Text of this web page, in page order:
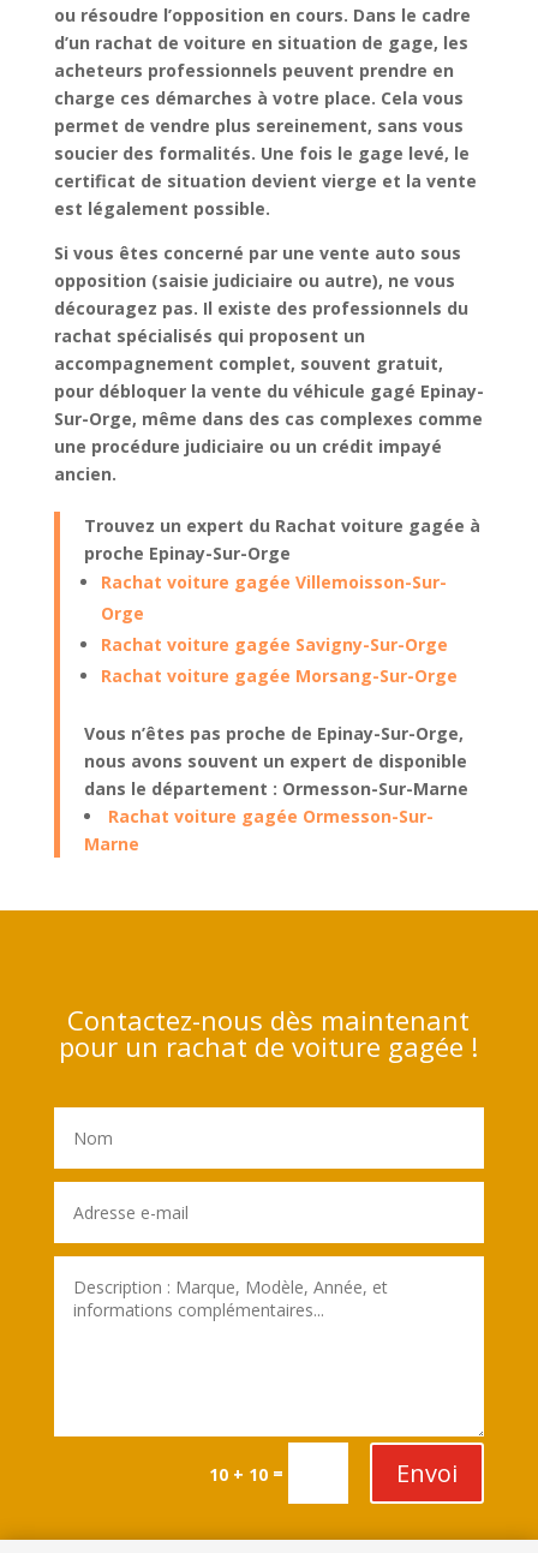
ou résoudre l’opposition en cours. Dans le cadre
d’un rachat de voiture en situation de gage, les
acheteurs professionnels peuvent prendre en
charge ces démarches à votre place. Cela vous
permet de vendre plus sereinement, sans vous
soucier des formalités. Une fois le gage levé, le
certificat de situation devient vierge et la vente
est légalement possible.
Si vous êtes concerné par une vente auto sous
opposition (saisie judiciaire ou autre), ne vous
découragez pas. Il existe des professionnels du
rachat spécialisés qui proposent un
accompagnement complet, souvent gratuit,
pour débloquer la vente du véhicule gagé Epinay-
Sur-Orge, même dans des cas complexes comme
une procédure judiciaire ou un crédit impayé
ancien.
Trouvez un expert du Rachat voiture gagée à
proche Epinay-Sur-Orge
Rachat voiture gagée Villemoisson-Sur-
Orge
Rachat voiture gagée Savigny-Sur-Orge
Rachat voiture gagée Morsang-Sur-Orge
Vous n’êtes pas proche de Epinay-Sur-Orge,
nous avons souvent un expert de disponible
dans le département : Ormesson-Sur-Marne
Rachat voiture gagée Ormesson-Sur-
Marne
Contactez-nous dès maintenant
pour un rachat de voiture gagée !
10 + 10 = Envoi